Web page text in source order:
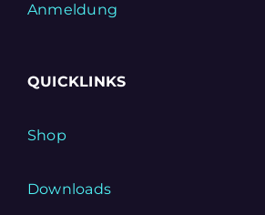
Anmeldung
QUICKLINKS
Shop
Downloads